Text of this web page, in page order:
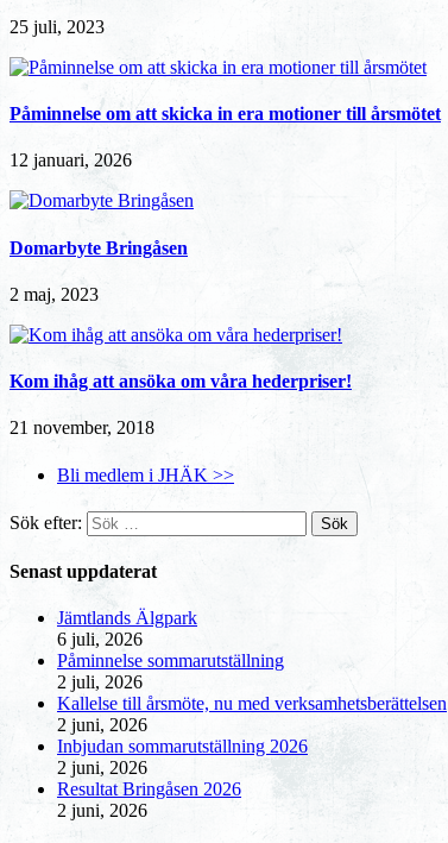
25 juli, 2023
Påminnelse om att skicka in era motioner till årsmötet
12 januari, 2026
Domarbyte Bringåsen
2 maj, 2023
Kom ihåg att ansöka om våra hederpriser!
21 november, 2018
Bli medlem i JHÄK >>
Sök efter:
Senast uppdaterat
Jämtlands Älgpark
6 juli, 2026
Påminnelse sommarutställning
2 juli, 2026
Kallelse till årsmöte, nu med verksamhetsberättelsen
2 juni, 2026
Inbjudan sommarutställning 2026
2 juni, 2026
Resultat Bringåsen 2026
2 juni, 2026